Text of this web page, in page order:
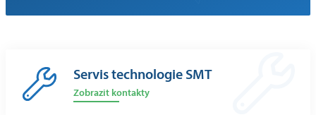
Servis technologie SMT
Zobrazit kontakty